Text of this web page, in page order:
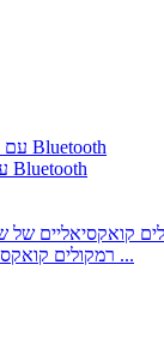
מערכת רמקולי עגלה מיקרופון חם 15inch עם Bluetooth
רמקולים קואקסיאליים של שמע לרכב בהספק תלת-כיווני של ...